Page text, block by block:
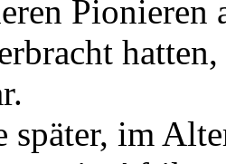
Pionieren
später, im